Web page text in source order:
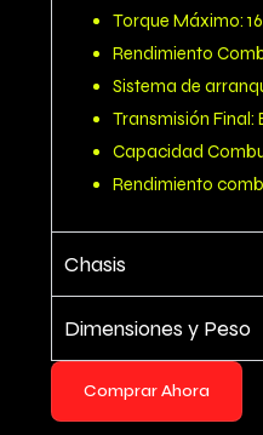
Torque Máximo:
Rendimiento
Sistema de
Transmisión Final:
Capacidad
Rendimiento
Chasis
Dimensiones y Peso
Comprar Ahora